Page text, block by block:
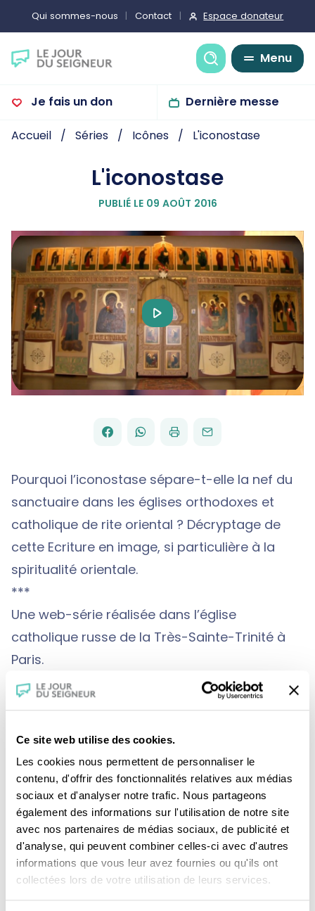
Ce site web utilise des cookies.
Les cookies nous permettent de personnaliser le
contenu, d'offrir des fonctionnalités relatives aux médias
sociaux et d'analyser notre trafic. Nous partageons
également des informations sur l'utilisation de notre site
avec nos partenaires de médias sociaux, de publicité et
d'analyse, qui peuvent combiner celles-ci avec d'autres
informations que vous leur avez fournies ou qu'ils ont
collectées lors de votre utilisation de leurs services.
Qui sommes-nous Contact Espace donateur
Recherche
Menu
Je fais un don Dernière messe
Accueil Séries Icônes L'iconostase
L'iconostase
PUBLIÉ LE 09 AOÛT 2016
Play
Video
PARTAGER
FACEBOOK
PARTAGER
WHATSAPP
IMPRIMERENVOYER
PAR
EMAIL
Pourquoi l’iconostase sépare-t-elle la nef du
sanctuaire dans les églises orthodoxes et
catholique de rite oriental ? Décryptage de
cette Ecriture en image, si particulière à la
spiritualité orientale.
***
Une web-série réalisée dans l’église
catholique russe de la Très-Sainte-Trinité à
Paris.
Je fais un don
Revoir la messe du 02 août 2026